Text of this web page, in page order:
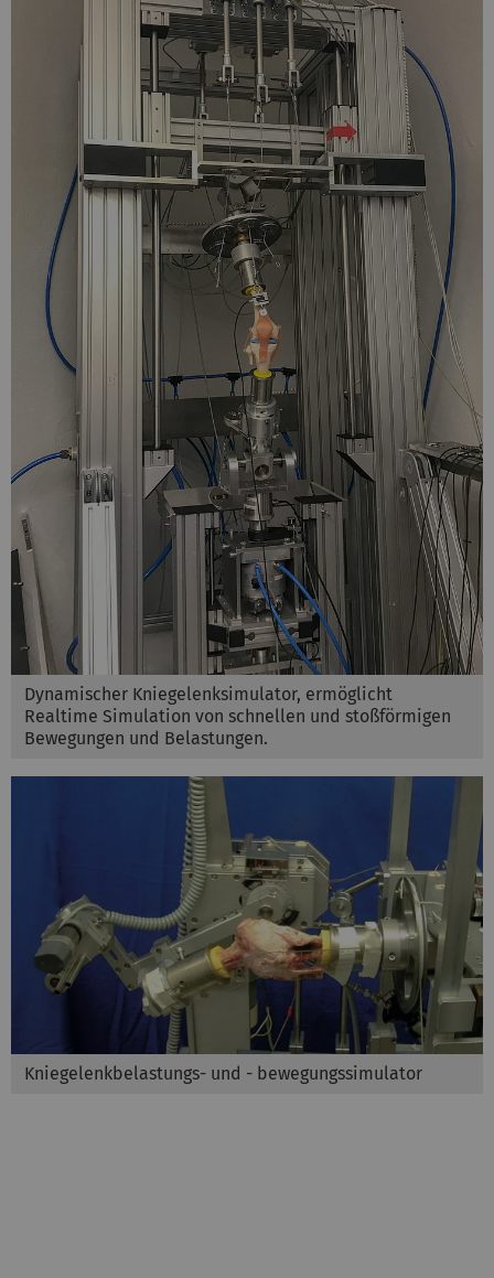
Dynamischer Kniegelenksimulator, ermöglicht
Realtime Simulation von schnellen und stoßförmigen
Bewegungen und Belastungen.
Kniegelenkbelastungs- und - bewegungssimulator